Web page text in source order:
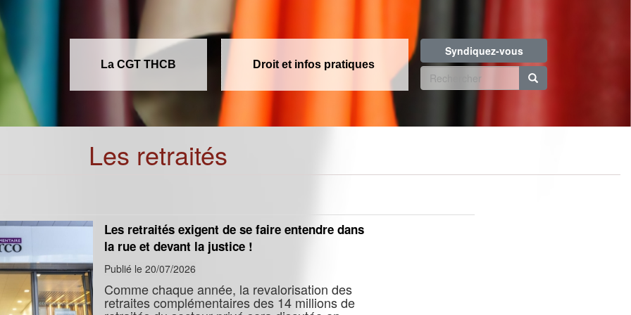
La CGT THCB Droit et infos pratiques
Syndiquez-vous
Formulaire
recherche
Les retraités
Les retraités exigent de se faire entendre dans
la rue et devant la justice !
Publié le 20/07/2026
Comme chaque année, la revalorisation des
retraites complémentaires des 14 millions de